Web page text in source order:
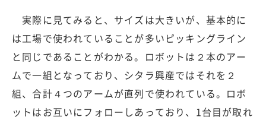
実際に見てみると、サイズは大きいが、基本的に
は工場で使われていることが多いピッキングライン
と同じであることがわかる。ロボットは２本のアー
ムで一組となっており、シタラ興産ではそれを２
組、合計４つのアームが直列で使われている。ロボ
ットはお互いにフォローしあっており、1台目が取れ